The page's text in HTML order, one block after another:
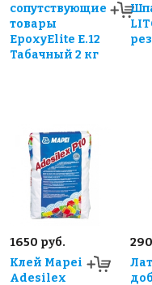
сопутствующие
товары
EpoxyElite E.12
Табачный 2 кг
1650 руб.
Клей Mapei
Adesilex